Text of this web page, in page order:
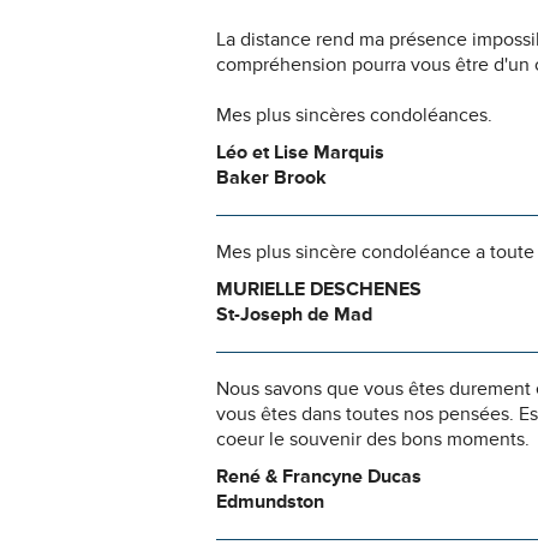
La distance rend ma présence
compréhension pourra vous être d'un
Mes plus sincères condoléances.
Léo et Lise Marquis
Baker Brook
Mes plus sincère condoléance a
MURIELLE DESCHENES
St-Joseph de Mad
Nous savons que vous êtes
vous êtes dans toutes nos pensées.
coeur le souvenir des bons moments.
René & Francyne Ducas
Edmundston